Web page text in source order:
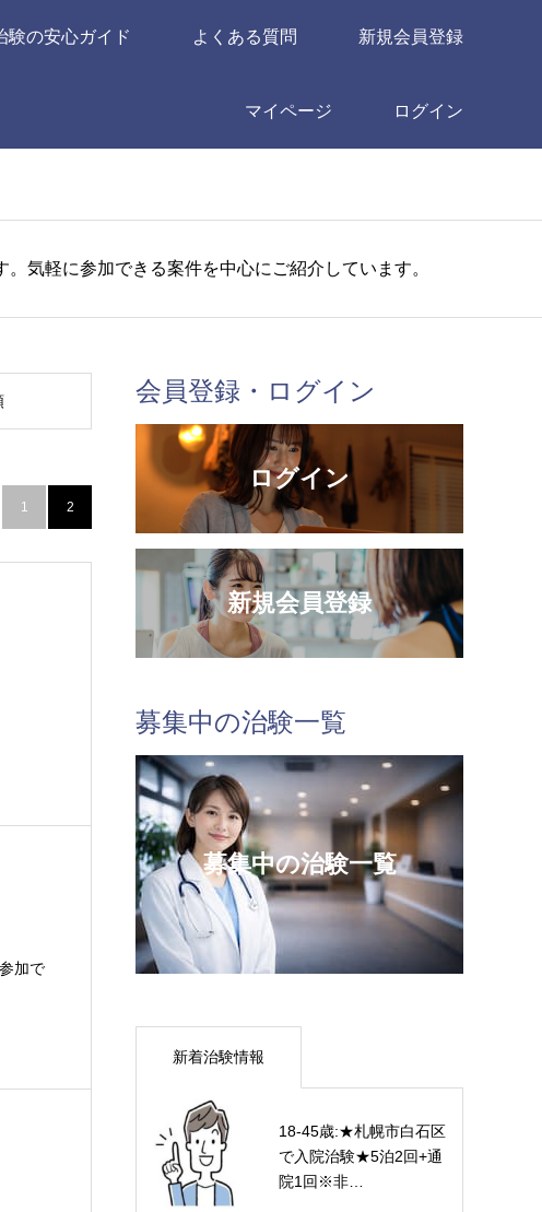
験の安心ガイド よくある質問 新規会員登録
マイページ ログイン
気軽に参加できる案件を中心にご紹介しています。
1 2
加で
会員登録・ログイン
ログイン
新規会員登録
募集中の治験一覧
募集中の治験一覧
新着治験情報
18-45歳:★札幌市白石区
で入院治験★5泊2回+通
院1回※非…